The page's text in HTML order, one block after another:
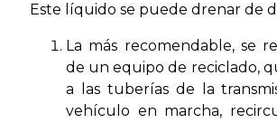
Este líquido se puede drenar de
La más recomendable, se
de un equipo de reciclado,
a las tuberías de la
vehículo en marcha,